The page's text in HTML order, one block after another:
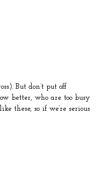
But don’t put off
better, who are too busy
these, so if we’re serious